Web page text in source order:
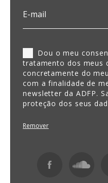
Dou o meu
tratamento dos meus
concretamente do
com a finalidade de
newsletter da ADFP.
proteção dos seus
Remover